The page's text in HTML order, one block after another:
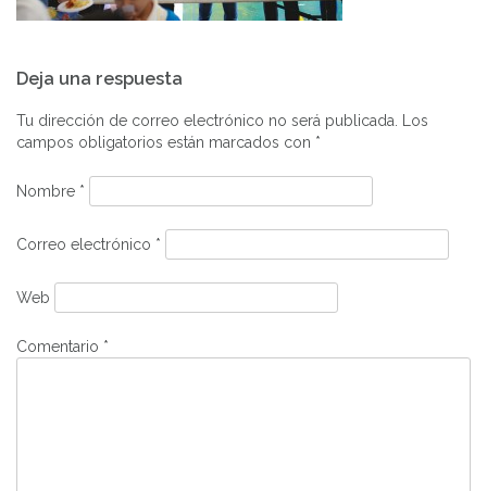
de
entradas
Deja una respuesta
Tu dirección de correo electrónico no será publicada. Los
campos obligatorios están marcados con *
Nombre *
Correo electrónico *
Web
Comentario *